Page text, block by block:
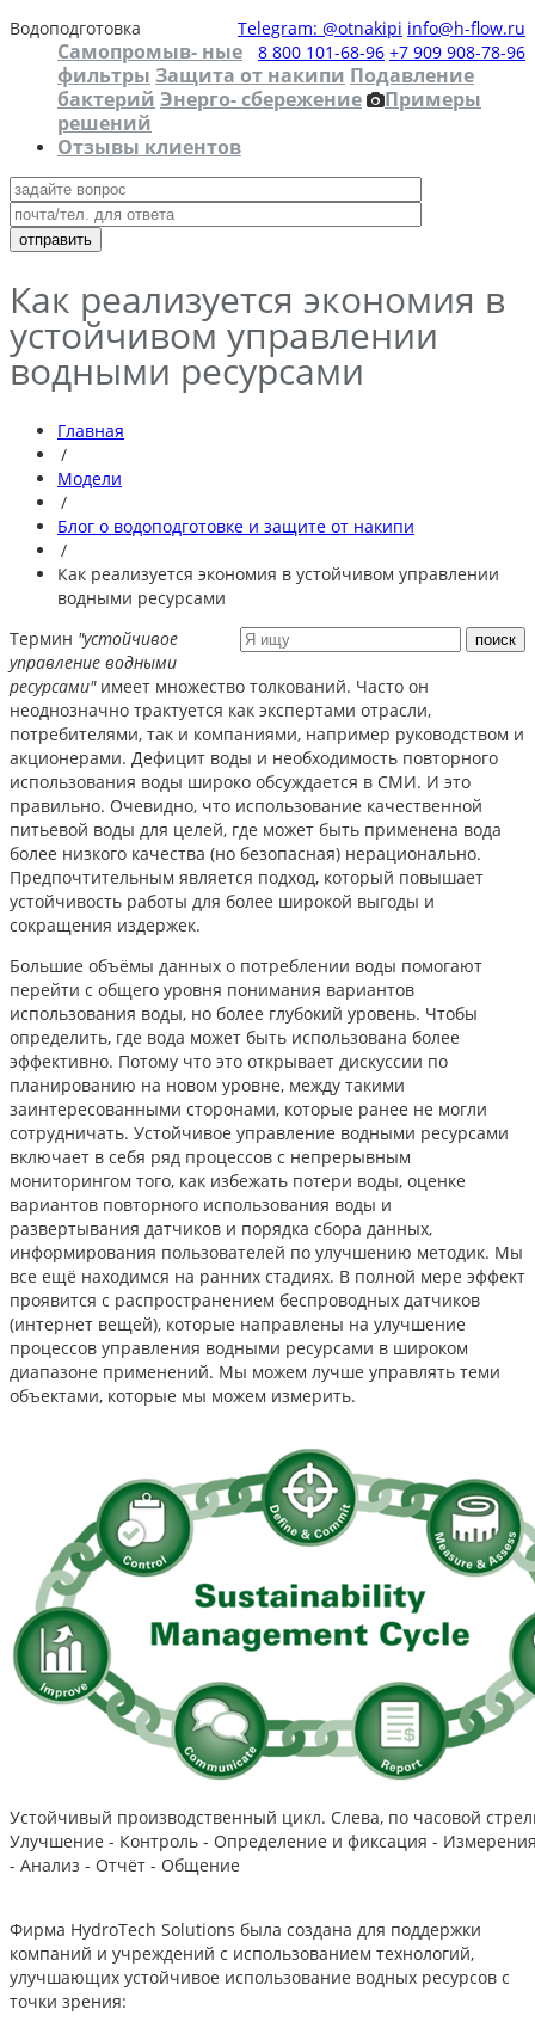
Водоподготовка Telegram: @otnakipi info@h-flow.ru
8 800 101-68-96 +7 909 908-78-96
Самопромыв- ные
фильтры Защита от накипи Подавление
бактерий Энерго- сбережение
Примеры
решений
Отзывы клиентов
Как реализуется экономия в
устойчивом управлении
водными ресурсами
Главная
/
Модели
/
Блог о водоподготовке и защите от накипи
/
Как реализуется экономия в устойчивом управлении
водными ресурсами
Термин "устойчивое
управление водными
ресурсами"имеет множество толкований. Часто он
неоднозначно трактуется как экспертами отрасли,
потребителями, так и компаниями, например руководством и
акционерами. Дефицит воды и необходимость повторного
использования воды широко обсуждается в СМИ. И это
правильно. Очевидно, что использование качественной
питьевой воды для целей, где может быть применена вода
более низкого качества (но безопасная) нерационально.
Предпочтительным является подход, который повышает
устойчивость работы для более широкой выгоды и
сокращения издержек.
Большие объёмы данных о потреблении воды помогают
перейти с общего уровня понимания вариантов
использования воды, но более глубокий уровень. Чтобы
определить, где вода может быть использована более
эффективно. Потому что это открывает дискуссии по
планированию на новом уровне, между такими
заинтересованными сторонами, которые ранее не могли
сотрудничать. Устойчивое управление водными ресурсами
включает в себя ряд процессов с непрерывным
мониторингом того, как избежать потери воды, оценке
вариантов повторного использования воды и
развертывания датчиков и порядка сбора данных,
информирования пользователей по улучшению методик. Мы
все ещё находимся на ранних стадиях. В полной мере эффект
проявится с распространением беспроводных датчиков
(интернет вещей), которые направлены на улучшение
процессов управления водными ресурсами в широком
диапазоне применений. Мы можем лучше управлять теми
объектами, которые мы можем измерить.
Устойчивый производственный цикл. Слева, по часовой
Улучшение - Контроль - Определение и фиксация -
- Анализ - Отчёт - Общение
Фирма HydroTech Solutions была создана для поддержки
компаний и учреждений с использованием технологий,
улучшающих устойчивое использование водных ресурсов с
точки зрения: